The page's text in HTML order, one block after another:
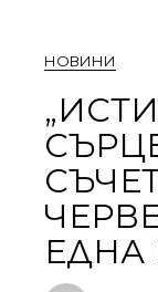
НОВИНИ
ЕДНА